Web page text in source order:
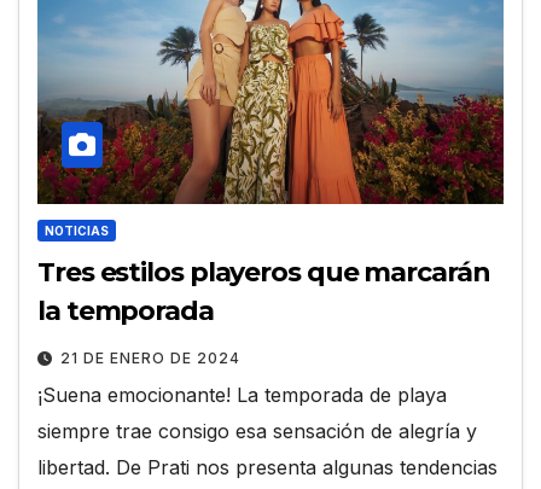
NOTICIAS
Tres estilos playeros que marcarán
la temporada
21 DE ENERO DE 2024
¡Suena emocionante! La temporada de playa
siempre trae consigo esa sensación de alegría y
libertad. De Prati nos presenta algunas tendencias